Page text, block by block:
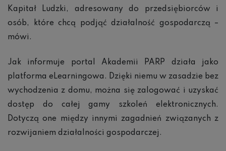
Kapitał Ludzki, adresowany do przedsiębiorców i
osób, które chcą podjąć działalność gospodarczą –
mówi.
Jak informuje portal Akademii PARP działa jako
platforma eLearningowa. Dzięki niemu w zasadzie bez
wychodzenia z domu, można się zalogować i uzyskać
dostęp do całej gamy szkoleń elektronicznych.
Dotyczą one między innymi zagadnień związanych z
rozwijaniem działalności gospodarczej.